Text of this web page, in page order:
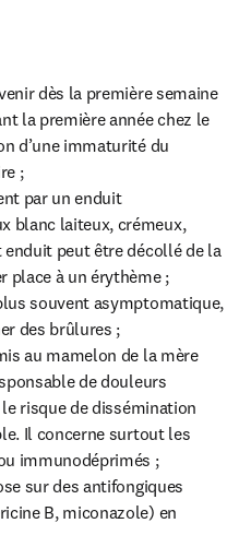
dès la première semaine
la première année chez le
d’une immaturité du
;
par un enduit
blanc laiteux, crémeux,
enduit peut être décollé de la
place à un érythème ;
souvent asymptomatique,
des brûlures ;
au mamelon de la mère
de douleurs
risque de dissémination
Il concerne surtout les
immunodéprimés ;
sur des antifongiques
B, miconazole) en